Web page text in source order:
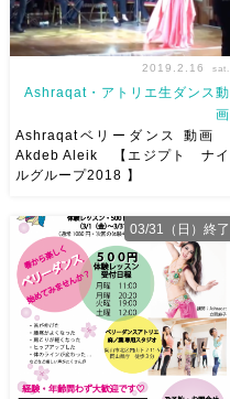
Ashraqatの動画をyoutubeに
【エジプト ナイルグルー
プ2018 Akdeb Aleik】 こち
らはAkdeb Aleikという大好き
な曲。 […]
2019.2.16 sat.
Ashraqat・アトリエ生ダンス動
画
Ashraqatベリーダンス 動画
Akdeb Aleik 【エジプト ナイ
ルグループ2018 】
03/31（日）終了